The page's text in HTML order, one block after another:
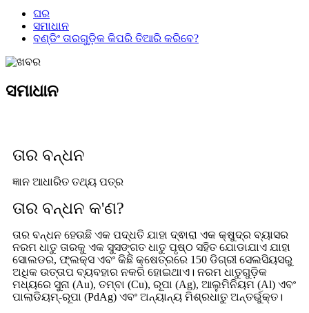
ଘର
ସମାଧାନ
ବଣ୍ଡିଂ ତାରଗୁଡ଼ିକ କିପରି ତିଆରି କରିବେ?
ସମାଧାନ
ତାର ବନ୍ଧନ
ଜ୍ଞାନ ଆଧାରିତ ତଥ୍ୟ ପତ୍ର
ତାର ବନ୍ଧନ କ'ଣ?
ତାର ବନ୍ଧନ ହେଉଛି ଏକ ପଦ୍ଧତି ଯାହା ଦ୍ଵାରା ଏକ କ୍ଷୁଦ୍ର ବ୍ୟାସର
ନରମ ଧାତୁ ତାରକୁ ଏକ ସୁସଙ୍ଗତ ଧାତୁ ପୃଷ୍ଠ ସହିତ ଯୋଡାଯାଏ ଯାହା
ସୋଲଡର, ଫ୍ଲକ୍ସ ଏବଂ କିଛି କ୍ଷେତ୍ରରେ 150 ଡିଗ୍ରୀ ସେଲସିୟସରୁ
ଅଧିକ ଉତ୍ତାପ ବ୍ୟବହାର ନକରି ହୋଇଥାଏ। ନରମ ଧାତୁଗୁଡ଼ିକ
ମଧ୍ୟରେ ସୁନା (Au), ତମ୍ବା (Cu), ରୂପା (Ag), ଆଲୁମିନିୟମ (Al) ଏବଂ
ପାଲାଡିୟମ୍-ରୂପା (PdAg) ଏବଂ ଅନ୍ୟାନ୍ୟ ମିଶ୍ରଧାତୁ ଅନ୍ତର୍ଭୁକ୍ତ।